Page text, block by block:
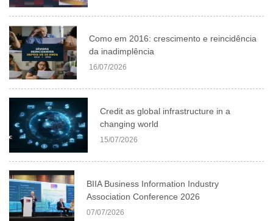
Como em 2016: crescimento e reincidência
da inadimplência
16/07/2026
Credit as global infrastructure in a
changing world
15/07/2026
BIIA Business Information Industry
Association Conference 2026
07/07/2026